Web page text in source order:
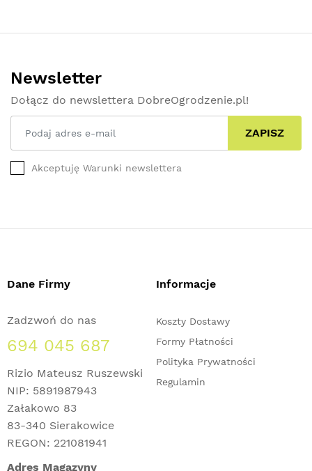
Newsletter
Dołącz do newslettera DobreOgrodzenie.pl!
ZAPISZ
Akceptuję Warunki newslettera
Dane Firmy
Zadzwoń do nas
694 045 687
Rizio Mateusz Ruszewski
NIP: 5891987943
Załakowo 83
83-340 Sierakowice
REGON: 221081941
Adres Magazyny
Informacje
Koszty Dostawy
Formy Płatności
Polityka Prywatności
Regulamin